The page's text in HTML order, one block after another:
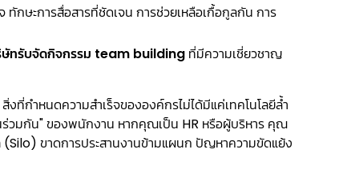
ทักษะการสื่อสารที่ชัดเจน การช่วยเหลือเกื้อกูลกัน การ
ทรับจัดกิจกรรม team building ที่มีความเชี่ยวชาญ
ที่กำหนดความสำเร็จขององค์กรไม่ได้มีแค่เทคโนโลยีล้ำ
ร่วมกัน" ของพนักงาน หากคุณเป็น HR หรือผู้บริหาร คุณ
ขาดการประสานงานข้ามแผนก ปัญหาความขัดแย้ง